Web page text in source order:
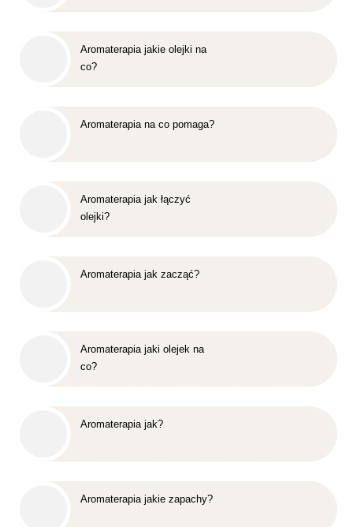
Aromaterapia jakie olejki na
co?
Aromaterapia na co pomaga?
Aromaterapia jak łączyć
olejki?
Aromaterapia jak zacząć?
Aromaterapia jaki olejek na
co?
Aromaterapia jak?
Aromaterapia jakie zapachy?